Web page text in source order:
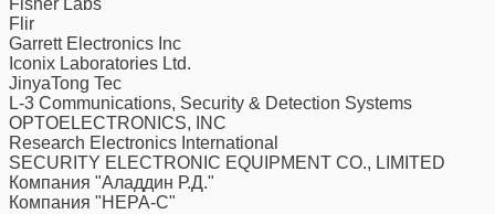
Fisher Labs
Flir
Garrett Electronics Inc
Iconix Laboratories Ltd.
JinyaTong Tec
L-3 Communications, Security & Detection Systems
OPTOELECTRONICS, INC
Research Electronics International
SECURITY ELECTRONIC EQUIPMENT CO., LIMITED
Компания "Аладдин Р.Д."
Компания "НЕРА-С"